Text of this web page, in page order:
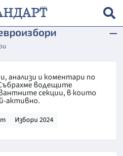
анализи и коментари по
водещите
секции, в които
активно.
Избори 2024